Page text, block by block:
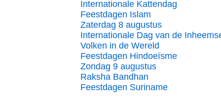
Internationale Kattendag
Feestdagen Islam
Zaterdag 8 augustus
Internationale Dag van de
Volken in de Wereld
Feestdagen Hindoeïsme
Zondag 9 augustus
Raksha Bandhan
Feestdagen Suriname